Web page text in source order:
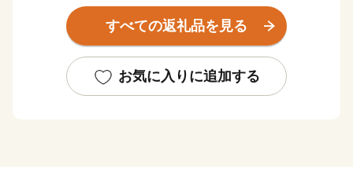
長い年月のなかで守り続けられ、今日でも中世の社会を
支えた繁栄の歴史と華やかな文化を現在に伝えていま
鎌倉市では、先人たちから受け継いだ美しい自然景観や
すべての返礼品を見る
お気に入りに追加する